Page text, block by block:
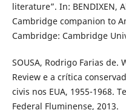
literature”. In: BENDIXEN,
Cambridge companion to
Cambridge: Cambridge
SOUSA, Rodrigo Farias de.
Review e a crítica
civis nos EUA, 1955-1968.
Federal Fluminense, 2013.